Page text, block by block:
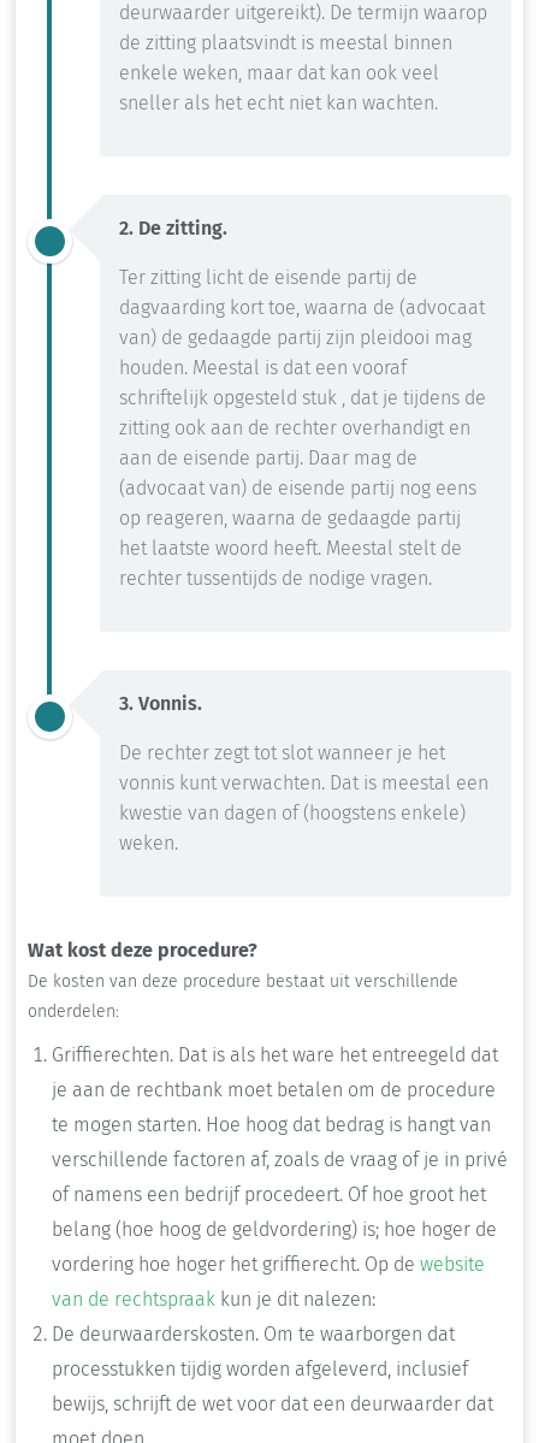
deurwaarder uitgereikt). De termijn waarop
de zitting plaatsvindt is meestal binnen
enkele weken, maar dat kan ook veel
sneller als het echt niet kan wachten.
2. De zitting.
Ter zitting licht de eisende partij de
dagvaarding kort toe, waarna de (advocaat
van) de gedaagde partij zijn pleidooi mag
houden. Meestal is dat een vooraf
schriftelijk opgesteld stuk , dat je tijdens de
zitting ook aan de rechter overhandigt en
aan de eisende partij. Daar mag de
(advocaat van) de eisende partij nog eens
op reageren, waarna de gedaagde partij
het laatste woord heeft. Meestal stelt de
rechter tussentijds de nodige vragen.
3. Vonnis.
De rechter zegt tot slot wanneer je het
vonnis kunt verwachten. Dat is meestal een
kwestie van dagen of (hoogstens enkele)
weken.
Wat kost deze procedure?
De kosten van deze procedure bestaat uit verschillende
onderdelen:
Griffierechten. Dat is als het ware het entreegeld dat
je aan de rechtbank moet betalen om de procedure
te mogen starten. Hoe hoog dat bedrag is hangt van
verschillende factoren af, zoals de vraag of je in privé
of namens een bedrijf procedeert. Of hoe groot het
belang (hoe hoog de geldvordering) is; hoe hoger de
vordering hoe hoger het griffierecht. Op de website
van de rechtspraak kun je dit nalezen:
De deurwaarderskosten. Om te waarborgen dat
processtukken tijdig worden afgeleverd, inclusief
bewijs, schrijft de wet voor dat een deurwaarder dat